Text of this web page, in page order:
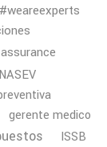
assurance
gerente medico
ISSB